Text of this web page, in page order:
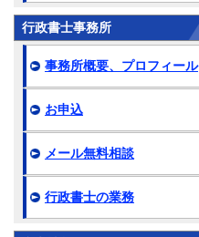
行政書士事務所
事務所概要、プロフィール
お申込
メール無料相談
行政書士の業務